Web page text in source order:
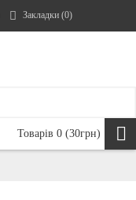
Закладки (0)
Товарів 0 (30грн)